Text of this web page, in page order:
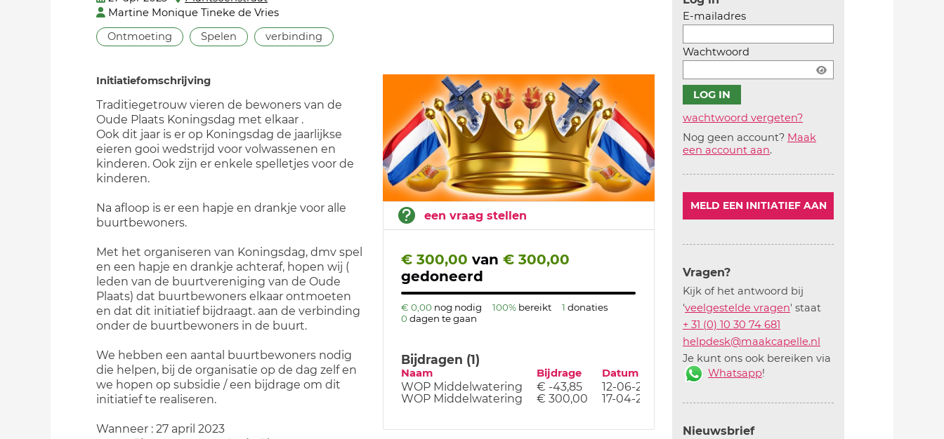
Martine Monique Tineke de Vries
Ontmoeting
Spelen verbinding
een vraag stellen
€ 300,00 van € 300,00
gedoneerd
€ 0,00 nog nodig 100% bereikt 1 donaties
0 dagen te gaan
Bijdragen (1)
Naam Bijdrage Datum
WOP Middelwatering € -43,85
12-06-23
WOP Middelwatering
€ 300,00 17-04-23
Initiatiefomschrijving
Traditiegetrouw vieren de bewoners van de
Oude Plaats Koningsdag met elkaar .
Ook dit jaar is er op Koningsdag de jaarlijkse
eieren gooi wedstrijd voor volwassenen en
kinderen. Ook zijn er enkele spelletjes voor de
kinderen.
Na afloop is er een hapje en drankje voor alle
buurtbewoners.
Met het organiseren van Koningsdag, dmv spel
en een hapje en drankje achteraf, hopen wij (
leden van de buurtvereniging van de Oude
Plaats) dat buurtbewoners elkaar ontmoeten
en dat dit initiatief bijdraagt. aan de verbinding
onder de buurtbewoners in de buurt.
We hebben een aantal buurtbewoners nodig
die helpen, bij de organisatie op de dag zelf en
we hopen op subsidie / een bijdrage om dit
initiatief te realiseren.
Wanneer : 27 april 2023
E-mailadres
Wachtwoord
wachtwoord vergeten?
Nog geen account? Maak
een account aan.
MELD EEN INITIATIEF AAN
Vragen?
Kijk of het antwoord bij
'veelgestelde vragen' staat
+ 31 (0) 10 30 74 681
helpdesk@maakcapelle.nl
Je kunt ons ook bereiken via
Whatsapp!
Nieuwsbrief